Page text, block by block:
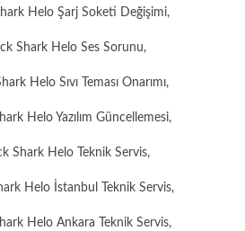
Helo Şarj Soketi Değişimi,
Shark Helo Ses Sorunu,
Helo Sıvı Teması Onarımı,
Helo Yazılım Güncellemesi,
Shark Helo Teknik Servis,
Helo İstanbul Teknik Servis,
Helo Ankara Teknik Servis,